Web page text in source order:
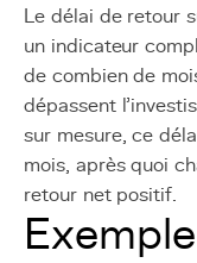
Le délai de retour
un indicateur
de combien de
dépassent
sur mesure, ce
mois, après quoi
retour net positif.